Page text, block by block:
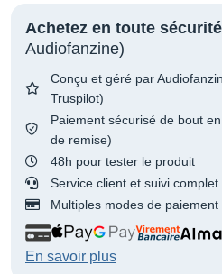
Achetez en toute
Audiofanzine)
Conçu et géré par
Truspilot)
Paiement sécurisé de bout
de remise)
48h pour tester le produit
Service client et suivi
Multiples modes de paiement
En savoir plus